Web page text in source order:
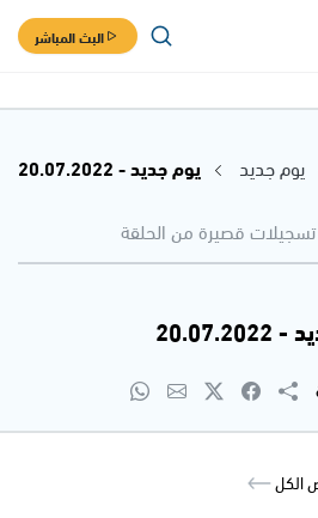
البث المباشر
يوم جديد
يوم جديد - 20.07.2022
تسجيلات قصيرة من الحلقة
الكل